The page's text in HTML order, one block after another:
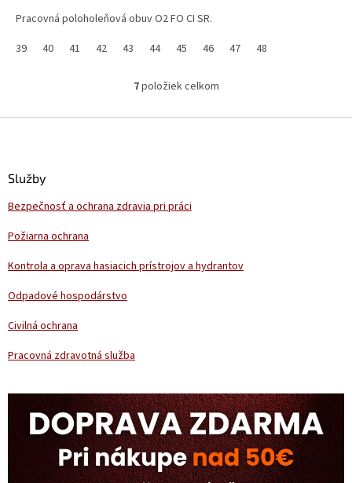
Pracovná poloholeňová obuv O2 FO CI SR.
39
40 41 42 43 44 45 46 47 48
O
l
e
k
7položiek celkom
Služby
Bezpečnosť a ochrana zdravia pri práci
Požiarna ochrana
Kontrola a oprava hasiacich prístrojov a hydrantov
Odpadové hospodárstvo
Civilná ochrana
Pracovná zdravotná služba